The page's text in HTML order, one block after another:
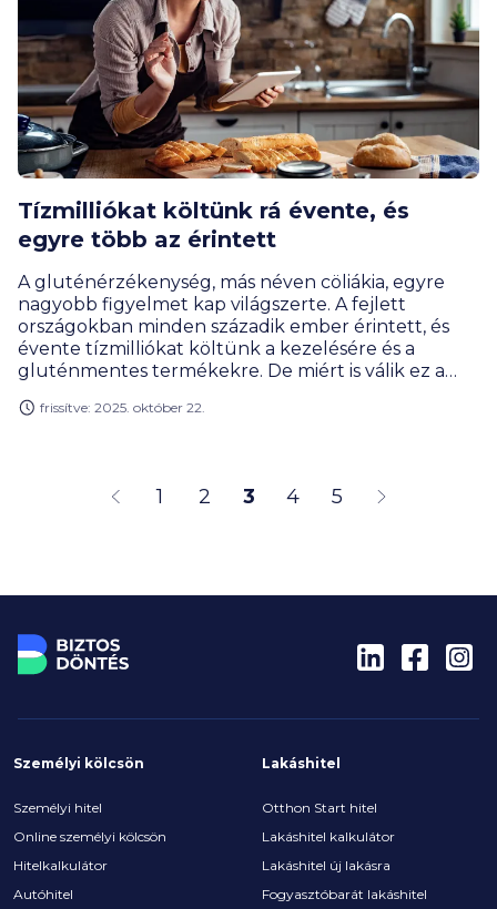
Tízmilliókat költünk rá évente, és
egyre több az érintett
A gluténérzékenység, más néven cöliákia, egyre
nagyobb figyelmet kap világszerte. A fejlett
országokban minden századik ember érintett, és
évente tízmilliókat költünk a kezelésére és a
gluténmentes termékekre. De miért is válik ez a
statisztikák? És hogyan kaphatunk anyagi
frissítve: 2025. október 22.
1 2 3 4 5
Személyi kölcsön
Személyi hitel
Online személyi kölcsön
Hitelkalkulátor
Autóhitel
Lakáshitel
Otthon Start hitel
Lakáshitel kalkulátor
Lakáshitel új lakásra
Fogyasztóbarát lakáshitel